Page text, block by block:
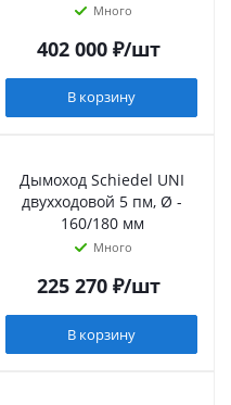
Много
402 000₽/шт
В корзину
Дымоход Schiedel UNI
двухходовой 5 пм, Ø -
160/180 мм
Много
225 270₽/шт
В корзину